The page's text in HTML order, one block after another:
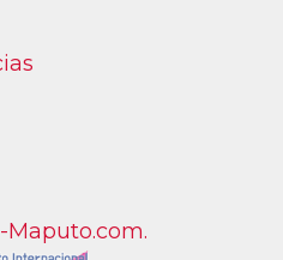
Maputo.com.